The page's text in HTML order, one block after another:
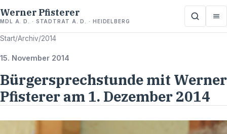
Werner Pfisterer
MDL A. D. · STADTRAT A. D. · HEIDELBERG
Start/Archiv/2014
15. November 2014
Bürgersprechstunde mit Werner
Pfisterer am 1. Dezember 2014